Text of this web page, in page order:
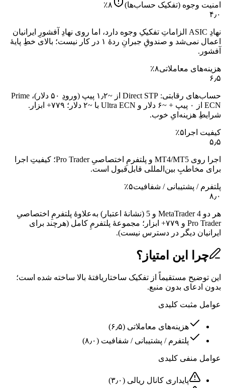
امنیت وجوه (تفکیک حساب‌ها) ۸٪
۴٫۰
نهادِ ASIC الزاماتِ تفکیکِ وجوه دارد، اما روی نهادِ آفشورِ ایرانیان
اعمال نمی‌شد و صندوقِ جبرانِ ردهٔ ۱ در کار نیست؛ بالای خطِ پایهٔ
آفشور.
هزینه‌های معاملاتی۸٪
۶٫۵
حساب‌های رقابتی: Direct STP از ~۱٫۲ پیپ (ورودِ ۵۰ دلار)، Prime
ECN از ۰ پیپ + ~۶ دلار و Ultra ECN با ~۲ دلار؛ ۷۷۹+ ابزار.
شرایطِ هزینه‌ایِ خوب.
کیفیت اجرا ۵٪
۵٫۵
اجرا روی MT4/MT5 و پلتفرمِ اختصاصیِ Pro Trader؛ کیفیتِ اجرا
برای مخاطبِ بین‌المللی قابل‌قبول است.
پلتفرم / پشتیبانی / شفافیت۵٪
۸٫۰
هر دو MetaTrader 4 و 5 (نشانهٔ اعتبار) به‌علاوهٔ پلتفرمِ اختصاصیِ
Pro Trader و ۷۷۹+ ابزار؛ مجموعهٔ پلتفرمِ کامل (هرچند برای
ایرانیان دیگر در دسترس نیست).
چرا این امتیاز؟
این توضیح مستقیماً از تفکیک ساختاریافتهٔ بالا ساخته شده است؛
بدون ادعای بدون منبع.
عوامل مثبت کلیدی
هزینه‌های معاملاتی (۶٫۵)
پلتفرم / پشتیبانی / شفافیت (۸٫۰)
عوامل منفی کلیدی
پایداری کانال ریالی (۳٫۰)